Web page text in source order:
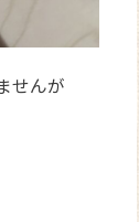
せんが